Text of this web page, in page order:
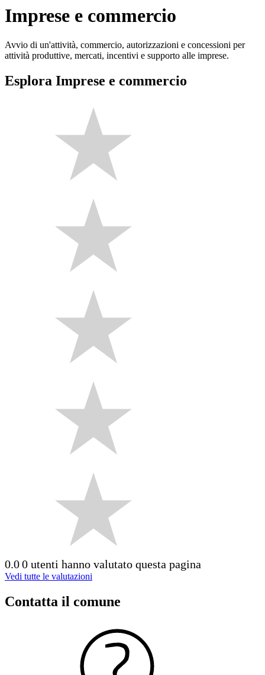
Imprese e commercio
Avvio di un'attività, commercio, autorizzazioni e concessioni per
attività produttive, mercati, incentivi e supporto alle imprese.
Esplora Imprese e commercio
0.00 utenti hanno valutato questa pagina
Vedi tutte le valutazioni
Contatta il comune